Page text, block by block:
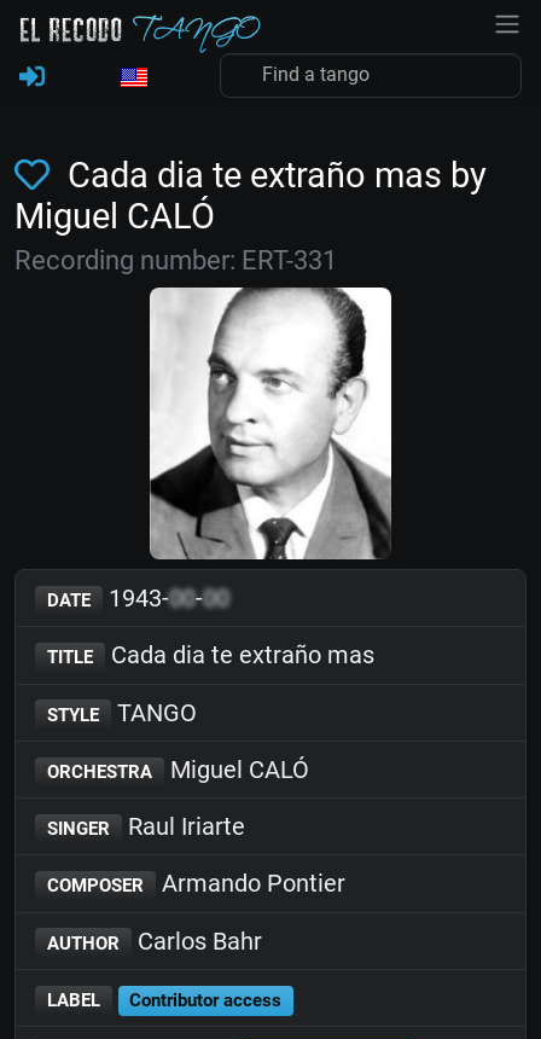
Cada dia te extraño mas by
Miguel CALÓ
Recording number: ERT-331
DATE 1943-00-00
TITLE Cada dia te extraño mas
STYLE TANGO
ORCHESTRA Miguel CALÓ
SINGER Raul Iriarte
COMPOSER Armando Pontier
AUTHOR Carlos Bahr
LABEL Contributor access